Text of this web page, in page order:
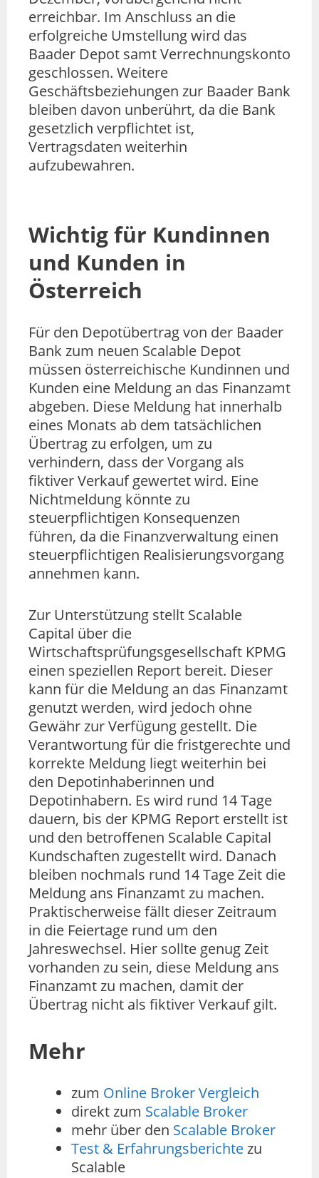
erreichbar. Im Anschluss an die
erfolgreiche Umstellung wird das
Baader Depot samt Verrechnungskonto
geschlossen. Weitere
Geschäftsbeziehungen zur Baader Bank
bleiben davon unberührt, da die Bank
gesetzlich verpflichtet ist,
Vertragsdaten weiterhin
aufzubewahren.
Wichtig für Kundinnen
und Kunden in
Österreich
Für den Depotübertrag von der Baader
Bank zum neuen Scalable Depot
müssen österreichische Kundinnen und
Kunden eine Meldung an das Finanzamt
abgeben. Diese Meldung hat innerhalb
eines Monats ab dem tatsächlichen
Übertrag zu erfolgen, um zu
verhindern, dass der Vorgang als
fiktiver Verkauf gewertet wird. Eine
Nichtmeldung könnte zu
steuerpflichtigen Konsequenzen
führen, da die Finanzverwaltung einen
steuerpflichtigen Realisierungsvorgang
annehmen kann.
Zur Unterstützung stellt Scalable
Capital über die
Wirtschaftsprüfungsgesellschaft KPMG
einen speziellen Report bereit. Dieser
kann für die Meldung an das Finanzamt
genutzt werden, wird jedoch ohne
Gewähr zur Verfügung gestellt. Die
Verantwortung für die fristgerechte und
korrekte Meldung liegt weiterhin bei
den Depotinhaberinnen und
Depotinhabern. Es wird rund 14 Tage
dauern, bis der KPMG Report erstellt ist
und den betroffenen Scalable Capital
Kundschaften zugestellt wird. Danach
bleiben nochmals rund 14 Tage Zeit die
Meldung ans Finanzamt zu machen.
Praktischerweise fällt dieser Zeitraum
in die Feiertage rund um den
Jahreswechsel. Hier sollte genug Zeit
vorhanden zu sein, diese Meldung ans
Finanzamt zu machen, damit der
Übertrag nicht als fiktiver Verkauf gilt.
Mehr
zum Online Broker Vergleich
direkt zum Scalable Broker
mehr über den Scalable Broker
Test & Erfahrungsberichtezu
Scalable